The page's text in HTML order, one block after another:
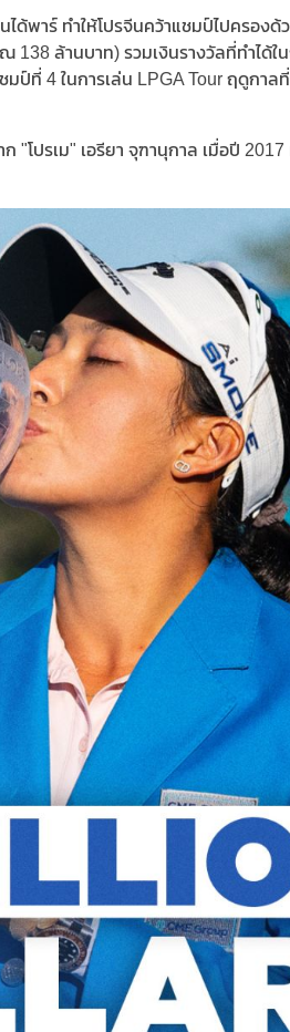
พาร์ ทำให้โปรจีนคว้าแชมป์ไปครองด้
138 ล้านบาท) รวมเงินรางวัลที่ทำได้
ป์ที่ 4 ในการเล่น LPGA Tour ฤดูกาล
โปรเม" เอรียา จุฑานุกาล เมื่อปี 2017